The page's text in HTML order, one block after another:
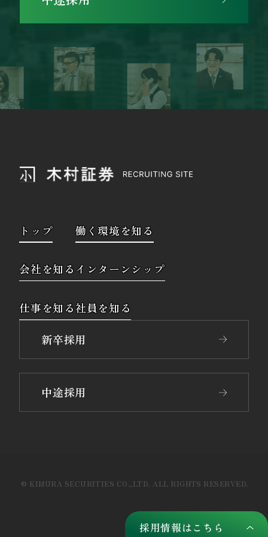
採用情報はこちら
トップ
会社を知る
仕事を知る
働く環境を知る
インターンシップ
社員を知る
新卒採用
中途採用
© KIMURA SECURITIES CO.,LTD. ALL RIGHTS RESERVED.